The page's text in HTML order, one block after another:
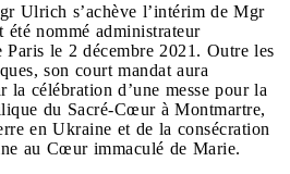
Ulrich s’achève l’intérim de Mgr
nommé administrateur
Paris le 2 décembre 2021. Outre les
son court mandat aura
la célébration d’une messe pour la
du Sacré-Cœur à Montmartre,
en Ukraine et de la consécration
au Cœur immaculé de Marie.